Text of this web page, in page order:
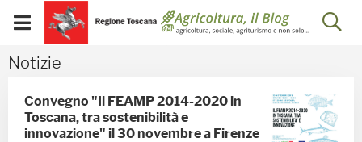
Skip to Main Content
Visualizza/chiudi
menu
mobile
Notizie - Blog
Notizie
Convegno "Il FEAMP 2014-2020 in
Toscana, tra sostenibilità e
innovazione" il 30 novembre a Firenze